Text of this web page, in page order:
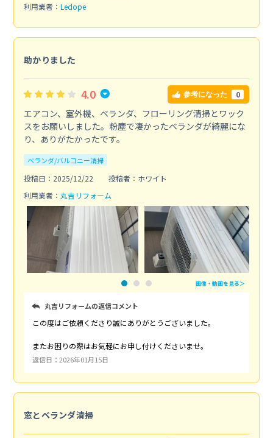
利用業者： Ledope
助かりました
4.0 参考になった 0
エアコン、室外機、ベランダ、フローリング清掃とワック
スをお願いしました。粉塵で凄かったベランダが綺麗にな
り、ありがたかったです。
ベランダ/バルコニー清掃
投稿日：2025/12/22
投稿者：ホワイト
利用業者： 丸吉リフォーム
画像・動画を見る＞
丸吉リフォームの返信コメント
この度はご依頼くださり誠にありがとうございました。
またお困りの際はお気軽にお申し付けくださいませ。
返信日：2026年01月15日
窓とベランダ清掃